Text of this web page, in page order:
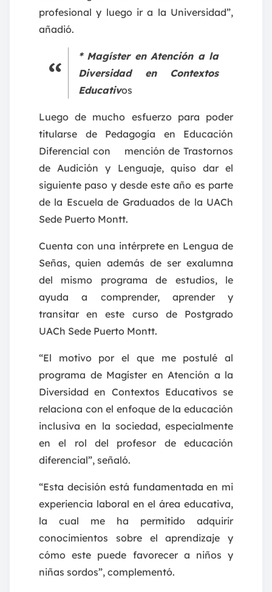
profesional y luego ir a la Universidad”,
añadió.
* Magíster en Atención a la
Diversidad en Contextos
Educativos
Luego de mucho esfuerzo para poder
titularse de Pedagogía en Educación
Diferencial con mención de Trastornos
de Audición y Lenguaje, quiso dar el
siguiente paso y desde este año es parte
de la Escuela de Graduados de la UACh
Sede Puerto Montt.
Cuenta con una intérprete en Lengua de
Señas, quien además de ser exalumna
del mismo programa de estudios, le
ayuda a comprender, aprender y
transitar en este curso de Postgrado
UACh Sede Puerto Montt.
“El motivo por el que me postulé al
programa de Magíster en Atención a la
Diversidad en Contextos Educativos se
relaciona con el enfoque de la educación
inclusiva en la sociedad, especialmente
en el rol del profesor de educación
diferencial”, señaló.
“Esta decisión está fundamentada en mi
experiencia laboral en el área educativa,
la cual me ha permitido adquirir
conocimientos sobre el aprendizaje y
cómo este puede favorecer a niños y
niñas sordos”, complementó.